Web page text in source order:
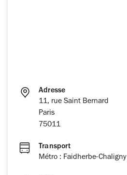
Adresse
11, rue Saint Bernard
Paris
75011
Transport
Métro : Faidherbe-Chaligny